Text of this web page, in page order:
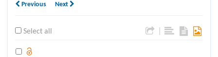
Previous Next
Select all